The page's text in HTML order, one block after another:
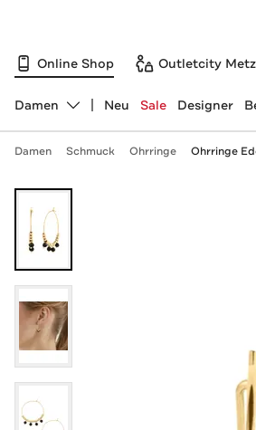
Online Shop Outletcity
Abteilung ändern, ausgewählt:
Damen Neu Sale Designer
Damen Schmuck Ohrringe Ohrringe